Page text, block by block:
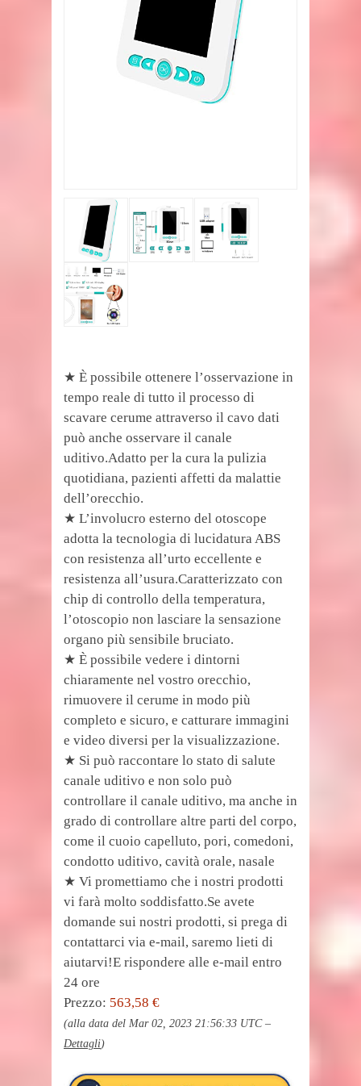
★ È possibile ottenere l’osservazione in
tempo reale di tutto il processo di
scavare cerume attraverso il cavo dati
può anche osservare il canale
uditivo.Adatto per la cura la pulizia
quotidiana, pazienti affetti da malattie
dell’orecchio.
★ L’involucro esterno del otoscope
adotta la tecnologia di lucidatura ABS
con resistenza all’urto eccellente e
resistenza all’usura.Caratterizzato con
chip di controllo della temperatura,
l’otoscopio non lasciare la sensazione
organo più sensibile bruciato.
★ È possibile vedere i dintorni
chiaramente nel vostro orecchio,
rimuovere il cerume in modo più
completo e sicuro, e catturare immagini
e video diversi per la visualizzazione.
★ Si può raccontare lo stato di salute
canale uditivo e non solo può
controllare il canale uditivo, ma anche in
grado di controllare altre parti del corpo,
come il cuoio capelluto, pori, comedoni,
condotto uditivo, cavità orale, nasale
★ Vi promettiamo che i nostri prodotti
vi farà molto soddisfatto.Se avete
domande sui nostri prodotti, si prega di
contattarci via e-mail, saremo lieti di
aiutarvi!E rispondere alle e-mail entro
24 ore
Prezzo: 563,58 €
(alla data del Mar 02, 2023 21:56:33 UTC –
Dettagli)